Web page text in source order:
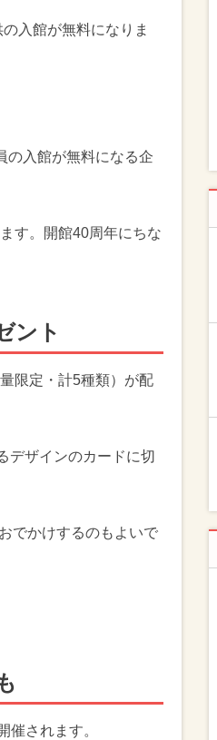
入館が無料になりま
の入館が無料になる企
す。開館40周年にちな
ント
限定・計5種類）が配
デザインのカードに切
でかけするのもよいで
催されます。